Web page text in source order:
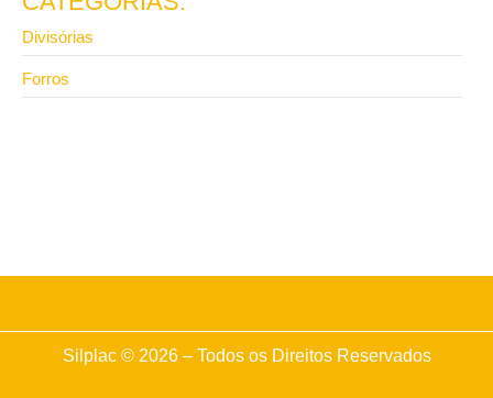
Divisórias
Forros
Silplac © 2026 – Todos os Direitos Reservados